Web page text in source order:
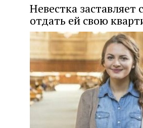
Невестка заставляет
отдать ей свою